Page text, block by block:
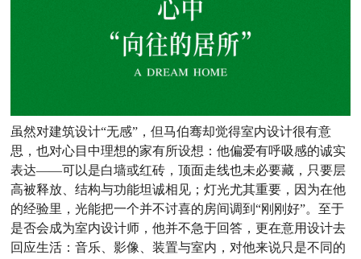
虽然对建筑设计“无感”，但马伯骞却觉得室内设计很有意
思，也对心目中理想的家有所设想：他偏爱有呼吸感的诚实
表达——可以是白墙或红砖，顶面走线也未必要藏，只要层
高被释放、结构与功能坦诚相见；灯光尤其重要，因为在他
的经验里，光能把一个并不讨喜的房间调到“刚刚好”。至于
是否会成为室内设计师，他并不急于回答，更在意用设计去
回应生活：音乐、影像、装置与室内，对他来说只是不同的